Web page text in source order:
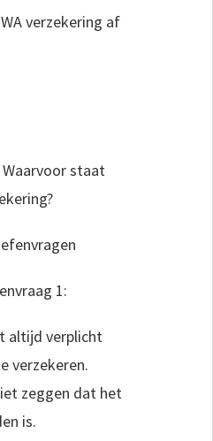
verzekering af
staat
1:
altijd verplicht
verzekeren.
zeggen dat het
is.